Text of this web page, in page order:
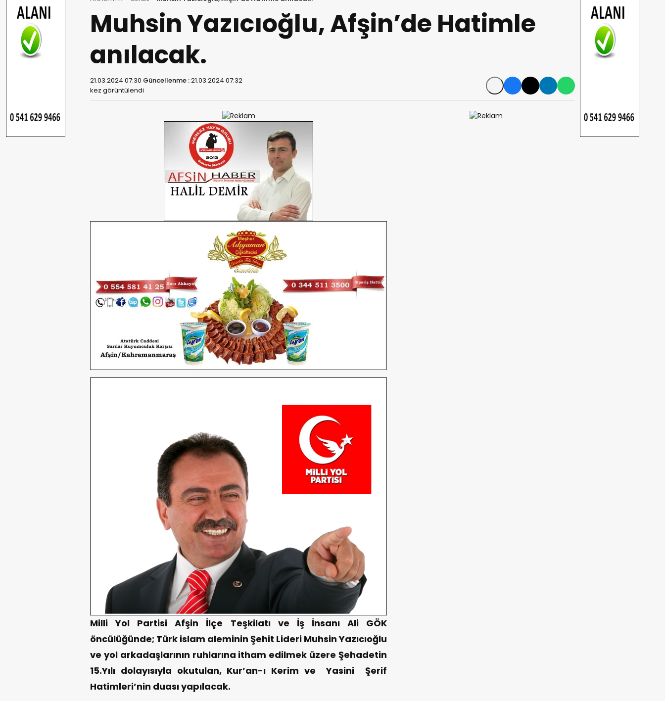
Muhsin Yazıcıoğlu, Afşin’de Hatimle
anılacak.
21.03.2024 07:30 Güncellenme :21.03.2024 07:32
kez görüntülendi
Milli Yol Partisi Afşin İlçe Teşkilatı ve İş İnsanı Ali GÖK
öncülüğünde; Türk islam aleminin Şehit Lideri Muhsin Yazıcıoğlu
ve yol arkadaşlarının ruhlarına itham edilmek üzere Şehadetin
15.Yılı dolayısıyla okutulan, Kur’an-ı Kerim ve Yasini Şerif
Hatimleri’nin duası yapılacak.